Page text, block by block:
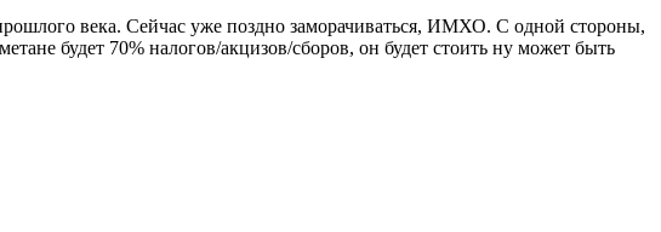
века. Сейчас уже поздно заморачиваться, ИМХО. С одной стороны,
будет 70% налогов/акцизов/сборов, он будет стоить ну может быть